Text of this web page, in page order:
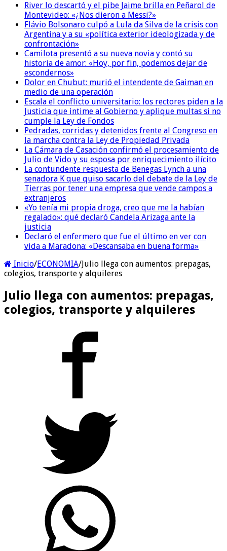
River lo descartó y el pibe Jaime brilla en Peñarol de
Montevideo: «¿Nos dieron a Messi?»
Flávio Bolsonaro culpó a Lula da Silva de la crisis con
Argentina y a su «política exterior ideologizada y de
confrontación»
Camilota presentó a su nueva novia y contó su
historia de amor: «Hoy, por fin, podemos dejar de
escondernos»
Dolor en Chubut: murió el intendente de Gaiman en
medio de una operación
Escala el conflicto universitario: los rectores piden a la
Justicia que intime al Gobierno y aplique multas si no
cumple la Ley de Fondos
Pedradas, corridas y detenidos frente al Congreso en
la marcha contra la Ley de Propiedad Privada
La Cámara de Casación confirmó el procesamiento de
Julio de Vido y su esposa por enriquecimiento ilícito
La contundente respuesta de Benegas Lynch a una
senadora K que quiso sacarlo del debate de la Ley de
Tierras por tener una empresa que vende campos a
extranjeros
«Yo tenía mi propia droga, creo que me la habían
regalado»: qué declaró Candela Arizaga ante la
justicia
Declaró el enfermero que fue el último en ver con
vida a Maradona: «Descansaba en buena forma»
Inicio/ECONOMIA/ Julio llega con aumentos: prepagas,
colegios, transporte y alquileres
Julio llega con aumentos: prepagas,
colegios, transporte y alquileres